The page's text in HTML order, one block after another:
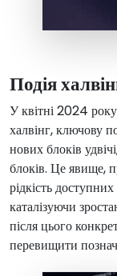
Подія
У квітні 2024
халвінг, ключову
нових блоків
блоків. Це явище,
рідкість
каталізуючи
після цього
перевищити